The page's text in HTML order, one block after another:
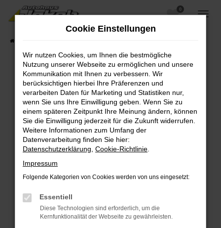
Zum
Hauptinhalt
0
Fehler: Network Error
Beim Laden ist ein Fehler aufgetreten.
Hier sind ein paar Tipps, die dir helfen können:
Überprüfe deine Firewall und deine
Internetverbindung.
Laden andere Webseiten, zum Beispiel deine
Suchmaschine?
Prüfe deine Browsererweiterungen.
Manche Erweiterungen, wie Werbeblocker,
können das Laden bestimmter Seiten
verhindern. Funktioniert die Seite in einem
Cookie Einstellungen
Wir nutzen Cookies, um Ihnen die bestmögliche
Nutzung unserer Webseite zu ermöglichen und unsere
Kommunikation mit Ihnen zu verbessern. Wir
berücksichtigen hierbei Ihre Präferenzen und
verarbeiten Daten für Marketing und Statistiken nur,
wenn Sie uns Ihre Einwilligung geben. Wenn Sie zu
einem späteren Zeitpunkt Ihre Meinung ändern, können
Sie die Einwilligung jederzeit für die Zukunft widerrufen.
Weitere Informationen zum Umfang der
Datenverarbeitung finden Sie hier:
Datenschutzerklärung Cookie-Richtlinie
Impressum
Folgende Kategorien von Cookies werden von uns eingesetzt:
Essentiell
Diese Technologien sind erforderlich, um die
Kernfunktionalität der Webseite zu gewährleisten.